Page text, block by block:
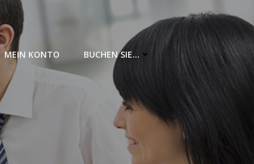
MEIN KONTO BUCHEN SIE…